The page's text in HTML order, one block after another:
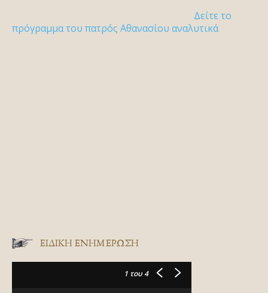
Δείτε το
πρόγραμμα του πατρός Αθανασίου αναλυτικά
ΕΙΔΙΚΉ ΕΝΗΜΈΡΩΣΗ
1 του 4